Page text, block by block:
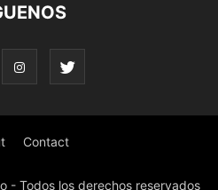
Contact
- Todos los derechos reservados